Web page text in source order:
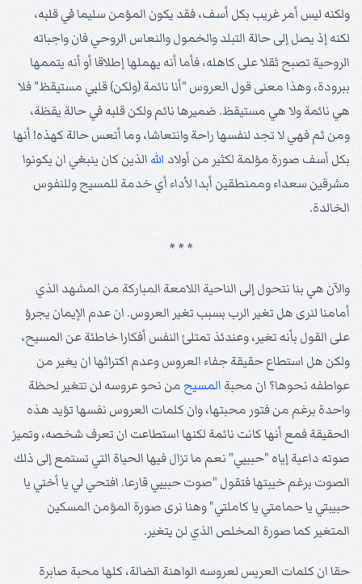
ولكنه ليس أمر غريب بكل أسف، فقد يكون المؤمن سليما في قلبه،
لكنه إذ يصل إلى حالة التبلد والخمول والنعاس الروحي فان واجباته
الروحية تصبح ثقلا على كاهله، فأما أنه يهملها إطلاقا أو أنه يتممها
ببرودة، وهذا معنى قول العروس "أنا نائمة (ولكن) قلبي مستيقظ" فلا
هي نائمة ولا هي مستيقظ. ضميرها نائم ولكن قلبه في حالة يقظة،
ومن ثم فهي لا تجد لنفسها راحة وانتعاشا، وما أتعس حالة كهذه! أنها
بكل أسف صورة مؤلمة لكثير من أولاد الله الذين كان ينبغي ان يكونوا
مشرقين سعداء وممنطقين أبدا لأداء أي خدمة للمسيح وللنفوس
الخالدة.
* * *
والآن هي بنا نتحول إلى الناحية اللامعة المباركة من المشهد الذي
أمامنا لنرى هل تغير الرب بسبب تغير العروس. ان عدم الإيمان يجرؤ
على القول بأنه تغير، وعندئذ تمتلئ النفس أفكارا خاطئة عن المسيح،
ولكن هل استطاع حقيقة جفاء العروس وعدم اكتراثها ان يغير من
عواطفه نحوها؟ ان محبة المسيح من نحو عروسه لن تتغير لحظة
واحدة برغم من فتور محبتها، وان كلمات العروس نفسها تؤيد هذه
الحقيقة فمع أنها كانت نائمة لكنها استطاعت ان تعرف شخصه، وتميز
صوته داعية إياه "حبيبي" نعم ما تزال فيها الحياة التي تستمع إلى ذلك
الصوت برغم خيبتها فتقول "صوت حبيبي قارعا. افتحي لي يا أختي يا
حبيبتي يا حمامتي يا كاملتي" وهنا نرى صورة المؤمن المسكين
المتغير كما صورة المخلص الذي لن يتغير.
حقا ان كلمات العريس لعروسه الواهنة الضالة، كلها محبة صابرة